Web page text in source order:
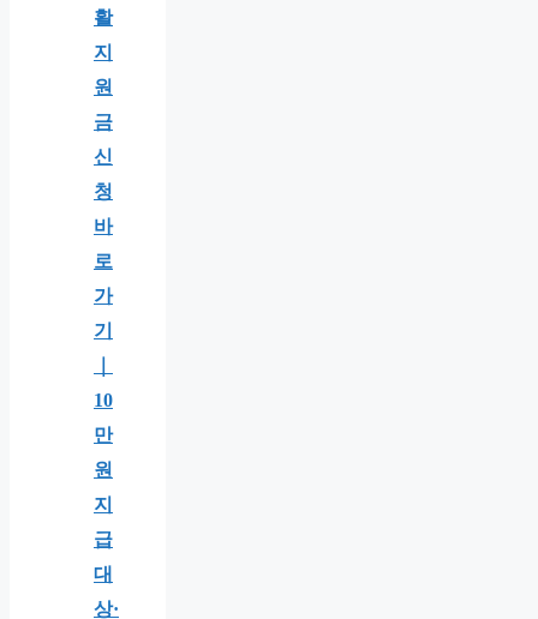
활
지
원
금
신
청
바
로
가
기
10
만
원
지
급
대
상·